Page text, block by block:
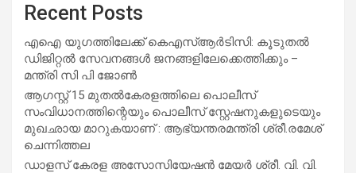
Recent Posts
എഐ യുഗത്തിലേക്ക് കെഎസ്ആർടിസി: കൂടുതൽ
ഡിജിറ്റൽ സേവനങ്ങൾ ജനങ്ങളിലേക്കെത്തിക്കും –
മന്ത്രി സി പി ജോൺ
ആഗസ്റ്റ് 15 മുതല്‍കേരളത്തിലെ പൊലീസ്
സംവിധാനത്തിന്റെയും പൊലീസ് സ്റ്റേഷനുകളുടെയും
മുഖഛായ മാറുകയാണ് : ആഭ്യന്തരമന്ത്രി ശ്രീ.രമേശ്
ചെന്നിത്തല
ഡാളസ് കേരള അസോസിയേഷൻ മേയർ ശ്രീ. വി. വി.